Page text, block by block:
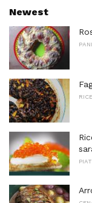
Newest
PANI